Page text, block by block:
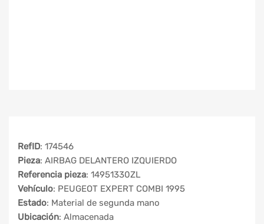
RefID: 174546
Pieza: AIRBAG DELANTERO IZQUIERDO
Referencia pieza: 14951330ZL
Vehículo: PEUGEOT EXPERT COMBI 1995
Estado: Material de segunda mano
Ubicación: Almacenada